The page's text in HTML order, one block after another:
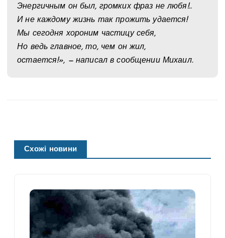
Энергичным он был, громких фраз не любя!..
И не каждому жизнь так прожить удается!
Мы сегодня хороним частицу себя,
Но ведь главное, то, чем он жил,
остается!», — написал в сообщении Михаил.
Схожі новини